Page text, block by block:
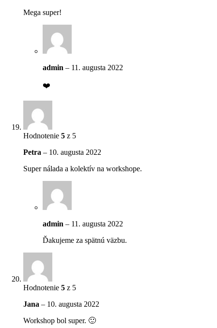
Mega super!
admin – 11. augusta 2022
❤️
Hodnotenie 5 z 5
Petra – 10. augusta 2022
Super nálada a kolektív na workshope.
admin – 11. augusta 2022
Ďakujeme za spätnú väzbu.
Hodnotenie 5 z 5
Jana – 10. augusta 2022
Workshop bol super. 🙂